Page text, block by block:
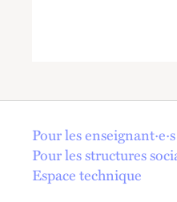
En 1 click !
Pour les enseignant·e·s
Pour les structures
Espace technique